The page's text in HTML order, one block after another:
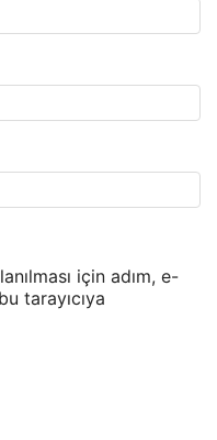
için adım, e-
tarayıcıya